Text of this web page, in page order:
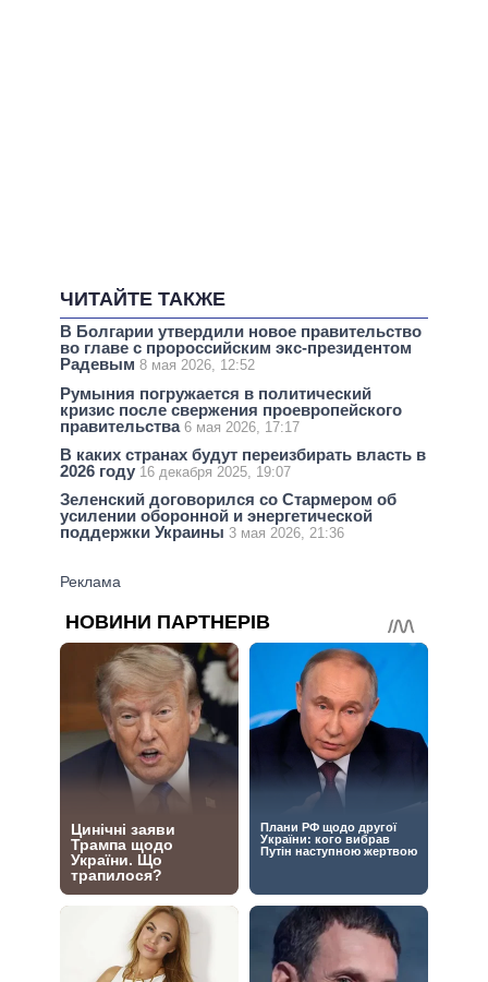
ЧИТАЙТЕ ТАКЖЕ
В Болгарии утвердили новое правительство
во главе с пророссийским экс-президентом
Радевым 8 мая 2026, 12:52
Румыния погружается в политический
кризис после свержения проевропейского
правительства 6 мая 2026, 17:17
В каких странах будут переизбирать власть в
2026 году 16 декабря 2025, 19:07
Зеленский договорился со Стармером об
усилении оборонной и энергетической
поддержки Украины 3 мая 2026, 21:36